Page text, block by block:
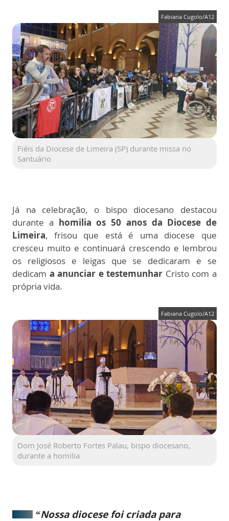
Fabiana Cugolo/A12
Fiéis da Diocese de Limeira (SP) durante missa no
Santuário
Já na celebração, o bispo diocesano destacou
durante a homilia os 50 anos da Diocese de
Limeira, frisou que está é uma diocese que
cresceu muito e continuará crescendo e lembrou
os religiosos e leigas que se dedicaram e se
dedicam a anunciar e testemunhar Cristo com a
própria vida.
Fabiana Cugolo/A12
Dom José Roberto Fortes Palau, bispo diocesano,
durante a homilia
“Nossa diocese foi criada para